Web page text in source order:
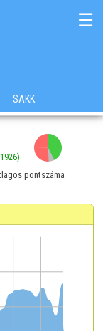
☰
SAKK
pontszáma